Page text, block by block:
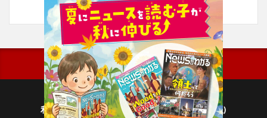
利用規約
プライバシーポリシー(毎日新聞出版)